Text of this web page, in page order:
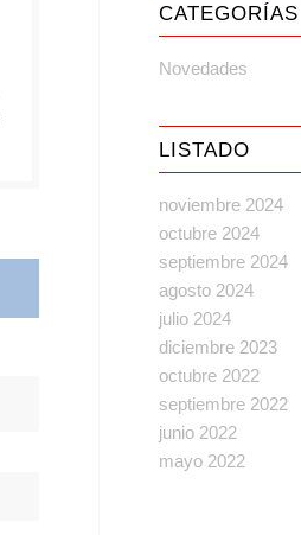
CATEGORÍAS
Novedades
LISTADO
noviembre 2024
octubre 2024
septiembre 2024
agosto 2024
julio 2024
diciembre 2023
octubre 2022
septiembre 2022
junio 2022
mayo 2022